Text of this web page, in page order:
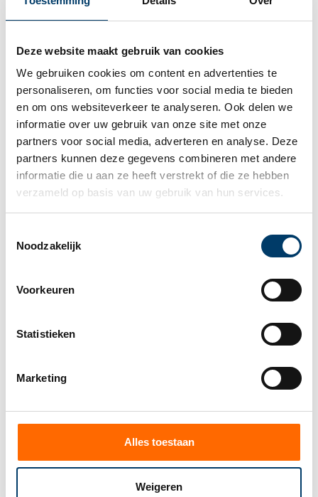
Deze website maakt gebruik van cookies
We gebruiken cookies om content en advertenties te
personaliseren, om functies voor social media te bieden
en om ons websiteverkeer te analyseren. Ook delen we
informatie over uw gebruik van onze site met onze
partners voor social media, adverteren en analyse. Deze
partners kunnen deze gegevens combineren met andere
informatie die u aan ze heeft verstrekt of die ze hebben
verzameld op basis van uw gebruik van hun services.
Noodzakelijk
Voorkeuren
Statistieken
Marketing
Alles toestaan
Weigeren
In een webinar over box 3 heeft de Belastingdienst
formulier 12 weken bedraagt indien het formulier
bezwaar of een verzoek ambtshalve vermindering
van een eerder opgelegde aanslag. Indien het
formulier wordt ingevuld als aanvulling op een
recent door ons ingediende aangifte
inkomstenbelasting, dan bedraagt de termijn 26
weken. Indien u zelf de aangifte inkomstenbelasting
hebt ingediend, bedraagt deze laatste termijn ook 12
Het bepalen van het werkelijk rendement kan zeer
tijdrovend zijn, met name bij grotere vermogens, in
vermogensbestanddelen aanhoudt of indien veel
(beleggings-)transacties in een jaar plaatsvinden.
Daarnaast is de termijn voor het invullen van het
formulier relatief kort. Om hierop voorbereid te zijn,
maken in welke jaren uw werkelijk rendement
rendement, en de bewijsstukken te verzamelen om
het werkelijk rendement te bepalen voor dat
betreffende jaar. We ontvangen deze stukken graag
zo spoedig mogelijk. De Belastingdienst heeft een
gepubliceerd met bewijsstukken waar u aan kunt